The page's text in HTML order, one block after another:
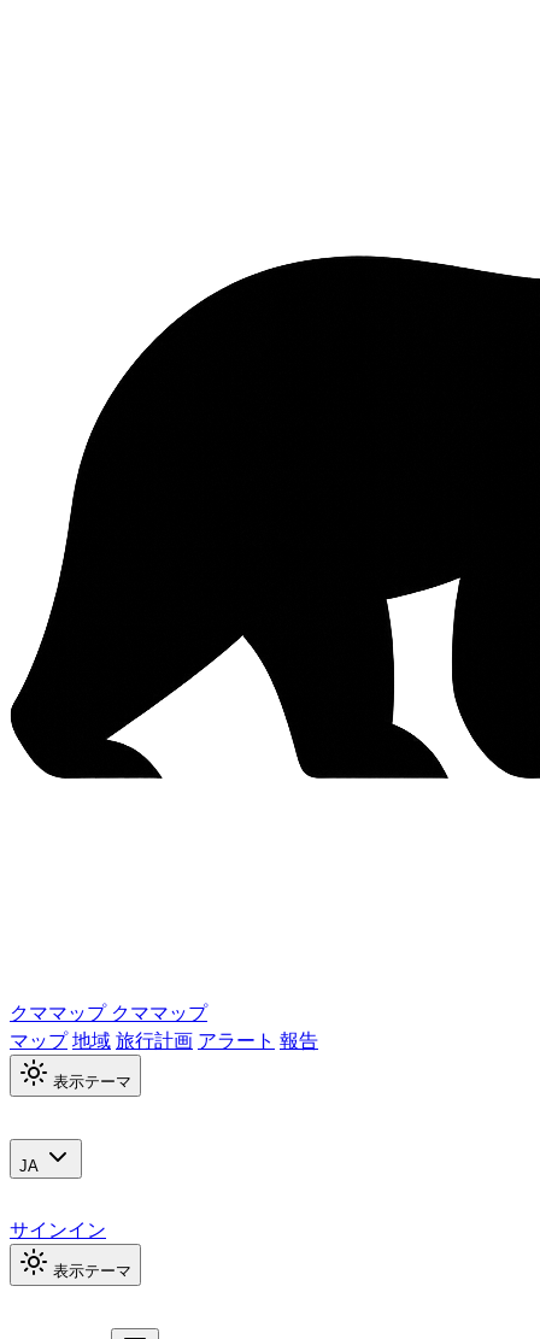
クママップ クママップ
マップ地域旅行計画 アラート 報告
表示テーマ
JA
サインイン
表示テーマ